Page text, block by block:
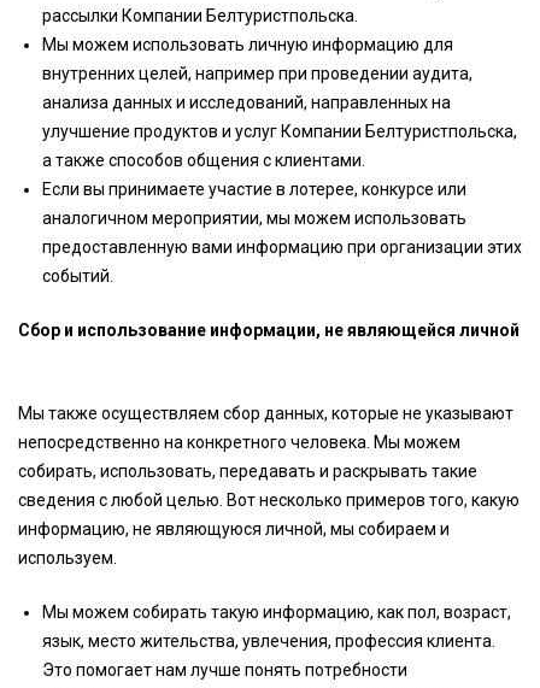
рассылки Компании Белтуристпольска.
Мы можем использовать личную информацию для
внутренних целей, например при проведении аудита,
анализа данных и исследований, направленных на
улучшение продуктов и услуг Компании Белтуристпольска,
а также способов общения с клиентами.
Если вы принимаете участие в лотерее, конкурсе или
аналогичном мероприятии, мы можем использовать
предоставленную вами информацию при организации этих
событий.
Сбор и использование информации, не являющейся личной
Мы также осуществляем сбор данных, которые не указывают
непосредственно на конкретного человека. Мы можем
собирать, использовать, передавать и раскрывать такие
сведения с любой целью. Вот несколько примеров того, какую
информацию, не являющуюся личной, мы собираем и
используем.
Мы можем собирать такую информацию, как пол, возраст,
язык, место жительства, увлечения, профессия клиента.
Это помогает нам лучше понять потребности